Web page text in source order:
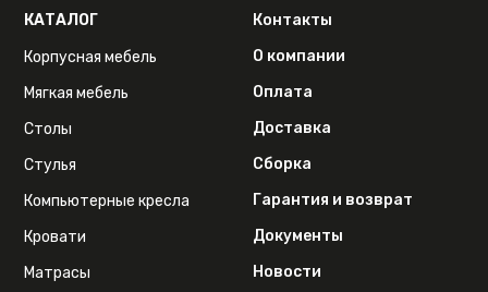
КАТАЛОГ
Корпусная мебель
Мягкая мебель
Столы
Стулья
Компьютерные кресла
Кровати
Матрасы
Контакты
О компании
Оплата
Доставка
Сборка
Гарантия и возврат
Документы
Новости